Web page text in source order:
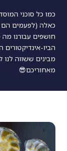
כמו כל סוכני
כאלה (לפעמים הם
חושפים עבורנו
הביו-
מבינים ששווה
מאחוריכם😎